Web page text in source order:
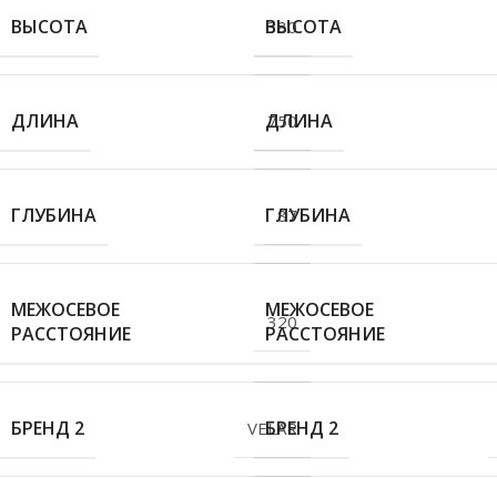
ВЫСОТА 380
ДЛИНА 750
ГЛУБИНА 87
МЕЖОСЕВОЕ
РАССТОЯНИЕ
320
БРЕНД 2 VELAR
ВЫСОТА
ДЛИНА
ГЛУБИНА
МЕЖОСЕВОЕ
РАССТОЯНИЕ
БРЕНД 2